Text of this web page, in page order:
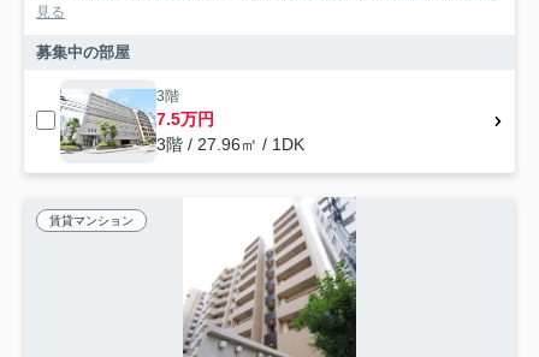
見る
募集中の部屋
3階
7.5万円
3階 / 27.96㎡ / 1DK
賃貸マンション